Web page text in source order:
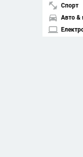
fitness_center Спорт
directions_car Авто &
laptop